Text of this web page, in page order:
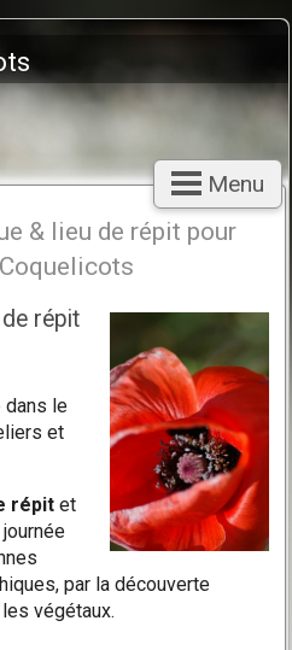
Menu
& lieu de répit pour
répit
dans le
et
répitet
par la découverte
végétaux.